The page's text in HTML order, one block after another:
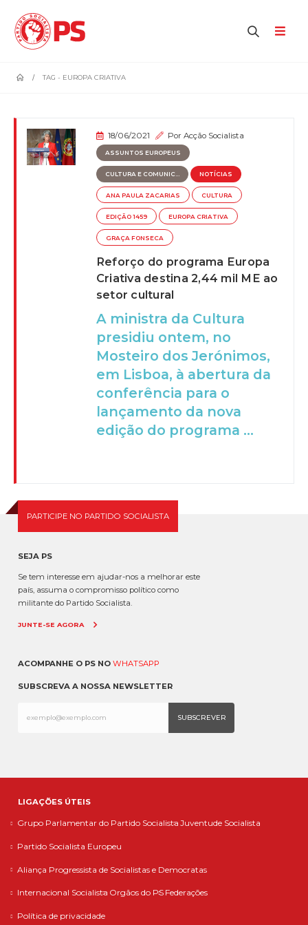
TAG - EUROPA CRIATIVA
18/06/2021 PorAcção Socialista
ASSUNTOS EUROPEUS
CULTURA E COMUNIC... NOTÍCIAS
ANA PAULA ZACARIAS CULTURA
EDIÇÃO 1459 EUROPA CRIATIVA
GRAÇA FONSECA
Reforço do programa Europa
Criativa destina 2,44 mil ME ao
setor cultural
A ministra da Cultura
presidiu ontem, no
Mosteiro dos Jerónimos,
em Lisboa, à abertura da
conferência para o
lançamento da nova
edição do programa ...
PARTICIPE NO PARTIDO SOCIALISTA
SEJA PS
Se tem interesse em ajudar-nos a melhorar este
país, assuma o compromisso político como
militante do Partido Socialista.
JUNTE-SE AGORA
ACOMPANHE O PS NO WHATSAPP
SUBSCREVA A NOSSA NEWSLETTER
LIGAÇÕES ÚTEIS
Grupo Parlamentar do Partido Socialista Juventude Socialista
Partido Socialista Europeu
Aliança Progressista de Socialistas e Democratas
Internacional Socialista Orgãos do PS Federações
Política de privacidade